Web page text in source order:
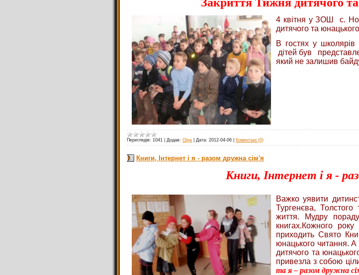
4 квітня у ЗОШ с.
дитячого та
В гостях у школярів
дітей був
який не залишив
Переглядів: 1041 Додав: Olga Дата: 2012-04-06 Коментарі (0)
Книги, Інтернет і я - разом дружна сім'я
Книги, Інтернет і я -
Важко уявити
Тургенєва,
життя. Мудру
книгах.Кожного року
приходить Свято
юнацького читання.
дитячого та
привезла з собою
та я – разом дружна